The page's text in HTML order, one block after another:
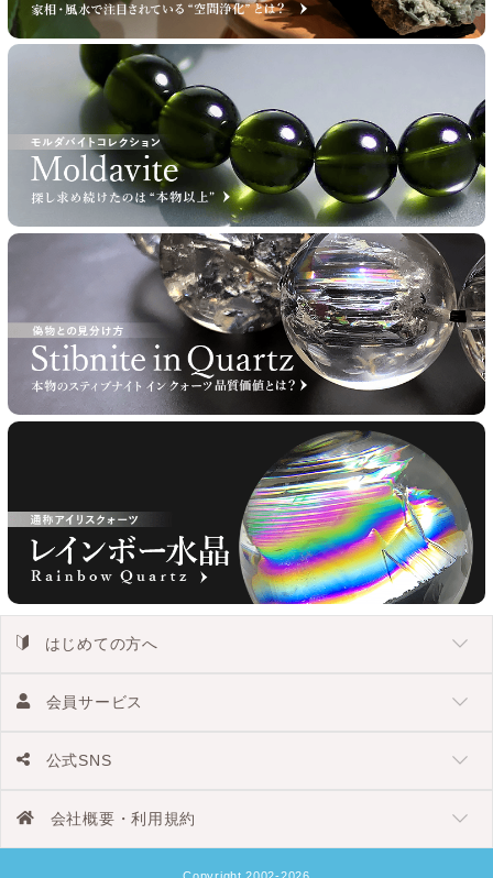
はじめての方へ
会員サービス
公式SNS
会社概要・利用規約
Copyright 2002-2026